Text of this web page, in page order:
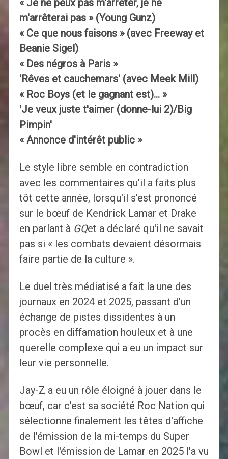
« Je ne peux pas m'arrêter, je ne
m'arrêterai pas » (Young Gunz)
« Ce que nous faisons » (avec Freeway et
Beanie Sigel)
« Des négros à Paris »
'Rêves et cauchemars' (avec Meek Mill)
« Roc Boys (et le gagnant est)… »
'Je veux juste t'aimer (donne-lui 2)/Big
Pimpin'
« Annonce d'intérêt public »
Le style libre semble en contradiction
avec les commentaires qu'il a faits plus
tôt cette année, lorsqu'il s'est prononcé
sur le bœuf de Kendrick Lamar et Drake
en parlant à GQet a déclaré qu'il ne savait
pas si « les combats devaient désormais
faire partie de la culture ».
Le duel très médiatisé a fait la une des
journaux en 2024 et 2025, passant d’un
échange de pistes dissidentes à un
procès en diffamation houleux et à une
querelle complexe qui a eu un impact sur
leur vie personnelle.
Jay-Z a eu un rôle éloigné à jouer dans le
bœuf, car c'est sa société Roc Nation qui
sélectionne finalement les têtes d'affiche
de l'émission de la mi-temps du Super
Bowl et l'émission de Lamar en 2025 l'a vu